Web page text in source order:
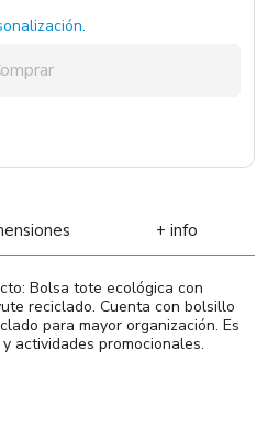
+ info
Bolsa tote ecológica con
reciclado. Cuenta con bolsillo
para mayor organización. Es
actividades promocionales.